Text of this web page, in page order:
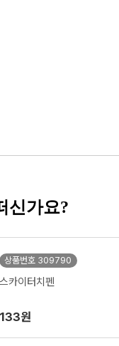
신가요?
상품번호 309790
스카이터치펜
133원